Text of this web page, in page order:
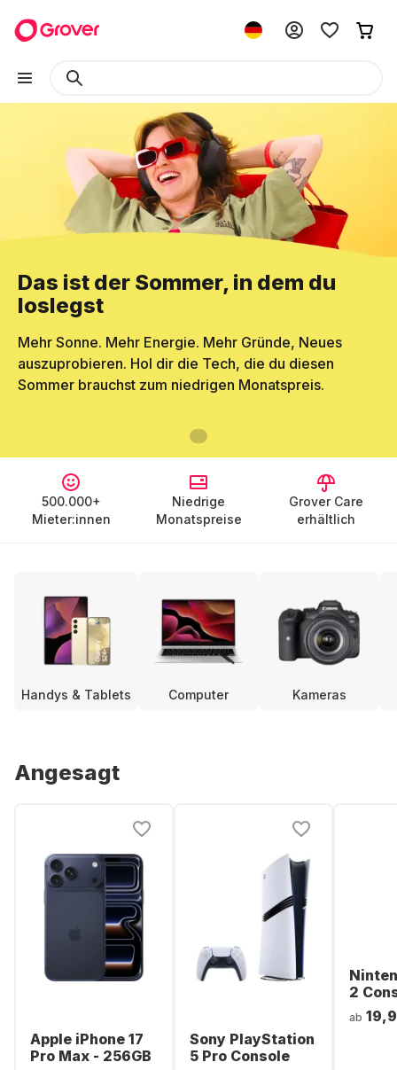
Das ist der Sommer, in dem du
loslegst
Mehr Sonne. Mehr Energie. Mehr Gründe, Neues
auszuprobieren. Hol dir die Tech, die du diesen
Sommer brauchst zum niedrigen Monatspreis.
500.000+
Mieter:innen
Niedrige
Monatspreise
Grover Care
erhältlich
Handys & Tablets Computer Kameras
Angesagt
Apple iPhone 17
Pro Max - 256GB
Sony PlayStation
5 Pro Console
2
ab